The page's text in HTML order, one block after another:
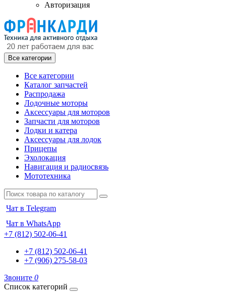
Авторизация
Все категории
Все категории
Каталог запчастей
Распродажа
Лодочные моторы
Аксессуары для моторов
Запчасти для моторов
Лодки и катера
Аксессуары для лодок
Прицепы
Эхолокация
Навигация и радиосвязь
Мототехника
Чат в Telegram
Чат в WhatsApp
+7 (812) 502-06-41
+7 (812) 502-06-41
+7 (906) 275-58-03
Звоните 0
Список категорий